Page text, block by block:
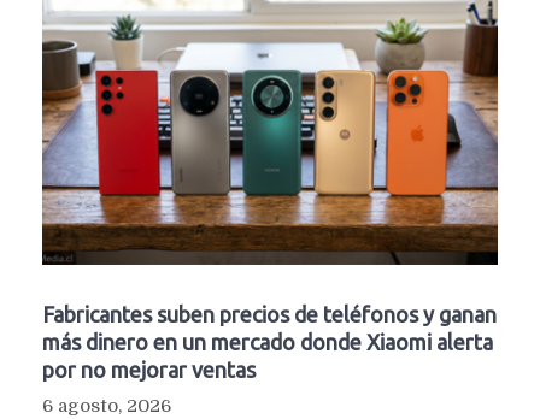
Fabricantes suben precios de teléfonos y ganan
más dinero en un mercado donde Xiaomi alerta
por no mejorar ventas
6 agosto, 2026